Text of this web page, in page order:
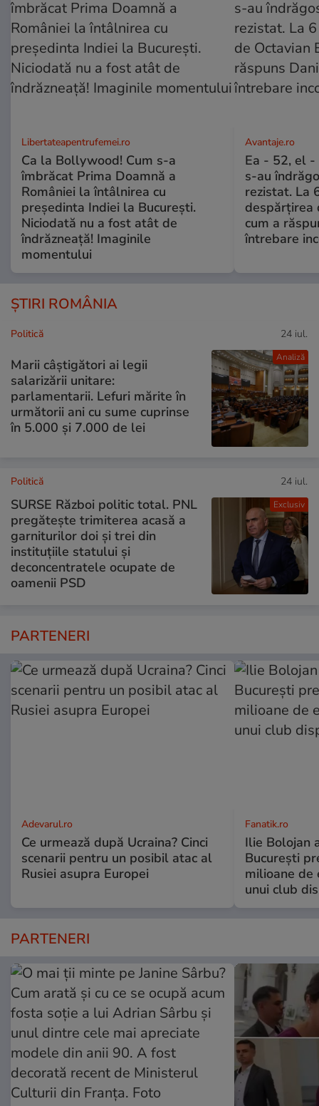
Libertateapentrufemei.ro
Ca la Bollywood! Cum s-a
îmbrăcat Prima Doamnă a
României la întâlnirea cu
președinta Indiei la București.
Niciodată nu a fost atât de
îndrăzneață! Imaginile
momentului
Avantaje.ro
Ea - 52, el -
s-au
rezistat. La
despărțirea
cum a
întrebare
ȘTIRI ROMÂNIA
Analiză
Politică 24 iul.
Marii câștigători ai legii
salarizării unitare:
parlamentarii. Lefuri mărite în
următorii ani cu sume cuprinse
în 5.000 și 7.000 de lei
Exclusiv
Politică 24 iul.
SURSE Război politic total. PNL
pregătește trimiterea acasă a
garniturilor doi și trei din
instituțiile statului și
deconcentratele ocupate de
oamenii PSD
PARTENERI
Adevarul.ro
Ce urmează după Ucraina? Cinci
scenarii pentru un posibil atac al
Rusiei asupra Europei
Fanatik.ro
Ilie Bolojan
București
milioane de
unui club
PARTENERI